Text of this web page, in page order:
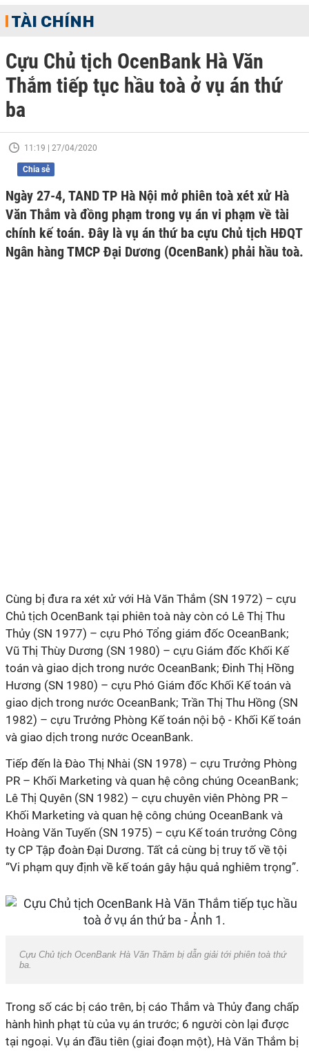
TÀI CHÍNH
Cựu Chủ tịch OcenBank Hà Văn
Thắm tiếp tục hầu toà ở vụ án thứ
ba
11:19 | 27/04/2020
Chia sẻ
Ngày 27-4, TAND TP Hà Nội mở phiên toà xét xử Hà
Văn Thắm và đồng phạm trong vụ án vi phạm về tài
chính kế toán. Đây là vụ án thứ ba cựu Chủ tịch HĐQT
Ngân hàng TMCP Đại Dương (OcenBank) phải hầu toà.
Cùng bị đưa ra xét xử với Hà Văn Thắm (SN 1972) – cựu
Chủ tịch OcenBank tại phiên toà này còn có Lê Thị Thu
Thủy (SN 1977) – cựu Phó Tổng giám đốc OceanBank;
Vũ Thị Thùy Dương (SN 1980) – cựu Giám đốc Khối Kế
toán và giao dịch trong nước OceanBank; Đinh Thị Hồng
Hương (SN 1980) – cựu Phó Giám đốc Khối Kế toán và
giao dịch trong nước OceanBank; Trần Thị Thu Hồng (SN
1982) – cựu Trưởng Phòng Kế toán nội bộ - Khối Kế toán
và giao dịch trong nước OceanBank.
Tiếp đến là Đào Thị Nhài (SN 1978) – cựu Trưởng Phòng
PR – Khối Marketing và quan hệ công chúng OceanBank;
Lê Thị Quyên (SN 1982) – cựu chuyên viên Phòng PR –
Khối Marketing và quan hệ công chúng OceanBank và
Hoàng Văn Tuyến (SN 1975) – cựu Kế toán trưởng Công
ty CP Tập đoàn Đại Dương. Tất cả cùng bị truy tố về tội
“Vi phạm quy định về kế toán gây hậu quả nghiêm trọng”.
Cựu Chủ tịch OcenBank Hà Văn Thăm bị dẫn giải tới phiên toà thứ
ba.
Trong số các bị cáo trên, bị cáo Thắm và Thủy đang chấp
hành hình phạt tù của vụ án trước; 6 người còn lại được
tại ngoại. Vụ án đầu tiên (giai đoạn một), Hà Văn Thắm bị